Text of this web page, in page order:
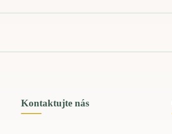
Kontaktujte nás